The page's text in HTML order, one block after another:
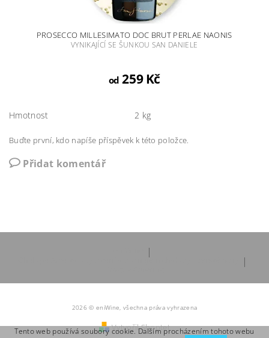
PROSECCO MILLESIMATO DOC BRUT PERLAE NAONIS
VYNIKAJÍCÍ SE ŠUNKOU SAN DANIELE
od 259 Kč
Hmotnost 2 kg
Buďte první, kdo napíše příspěvek k této položce.
Přidat komentář
|
Chalupa Amálka ubytování a pronájem chalupy Jizerské hory |
2026 © eniWine, všechna práva vyhrazena
Vytvořil Shoptet
Tento web používá soubory cookie. Dalším procházením tohoto webu